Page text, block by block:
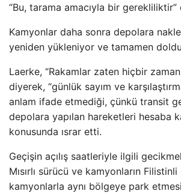
“Bu, tarama amacıyla bir gerekliliktir”
Kamyonlar daha sonra depolara
yeniden yükleniyor ve tamamen
Laerke, “Rakamlar zaten hiçbir
diyerek, “günlük sayım ve
anlam ifade etmediği, çünkü transit
depolara yapılan hareketleri hesaba
konusunda ısrar etti.
Geçişin açılış saatleriyle ilgili
Mısırlı sürücü ve kamyonların
kamyonlarla aynı bölgeye park